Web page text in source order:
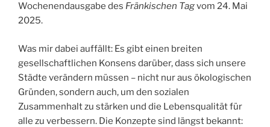
Wochenendausgabe des Fränkischen Tagvom 24. Mai
2025.
Was mir dabei auffällt: Es gibt einen breiten
gesellschaftlichen Konsens darüber, dass sich unsere
Städte verändern müssen – nicht nur aus ökologischen
Gründen, sondern auch, um den sozialen
Zusammenhalt zu stärken und die Lebensqualität für
alle zu verbessern. Die Konzepte sind längst bekannt: